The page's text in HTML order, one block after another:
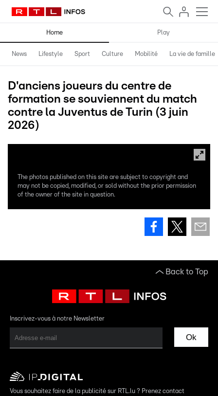
Home Play
News Lifestyle Sport Culture Mobilité La vie de famille
D'anciens joueurs du centre de
formation se souviennent du match
contre la Juventus de Turin (3 juin
2026)
The photos published on this site are subject to copyright and
may not be copied, modified, or sold without the prior permission
of the owner of the site in question.
Back to Top
Inscrivez-vous à notre Newsletter
Ok
Vous souhaitez faire de la publicité sur RTL.lu ? Prenez contact